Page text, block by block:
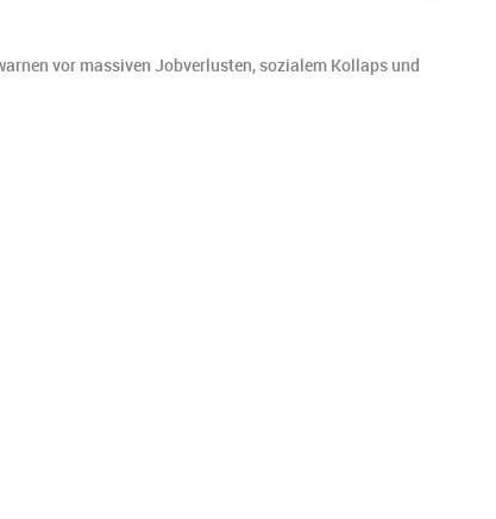
vor massiven Jobverlusten, sozialem Kollaps und